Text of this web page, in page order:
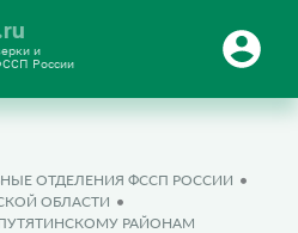
и
России
ОТДЕЛЕНИЯ ФССП РОССИИ
ОБЛАСТИ
РАЙОНАМ